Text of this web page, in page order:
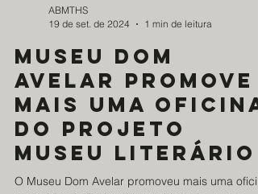
19 de set. de 2024
1 min de leitura
Museu Dom
Avelar promove